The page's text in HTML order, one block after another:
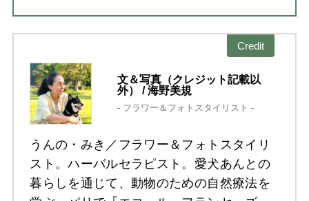
Credit
文＆写真（クレジット記載以
外） / 海野美規
- フラワー＆フォトスタイリスト -
うんの・みき／フラワー＆フォトスタイリ
スト。ハーバルセラピスト。愛犬あんとの
暮らしを通じて、動物のための自然療法を